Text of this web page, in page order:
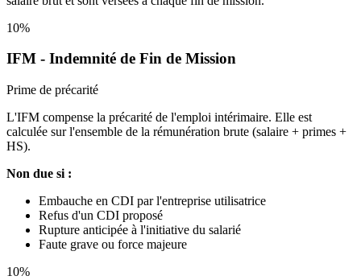
10%
IFM - Indemnité de Fin de Mission
Prime de précarité
L'IFM compense la précarité de l'emploi intérimaire. Elle est
calculée sur l'ensemble de la rémunération brute (salaire + primes +
HS).
Non due si :
Embauche en CDI par l'entreprise utilisatrice
Refus d'un CDI proposé
Rupture anticipée à l'initiative du salarié
Faute grave ou force majeure
10%